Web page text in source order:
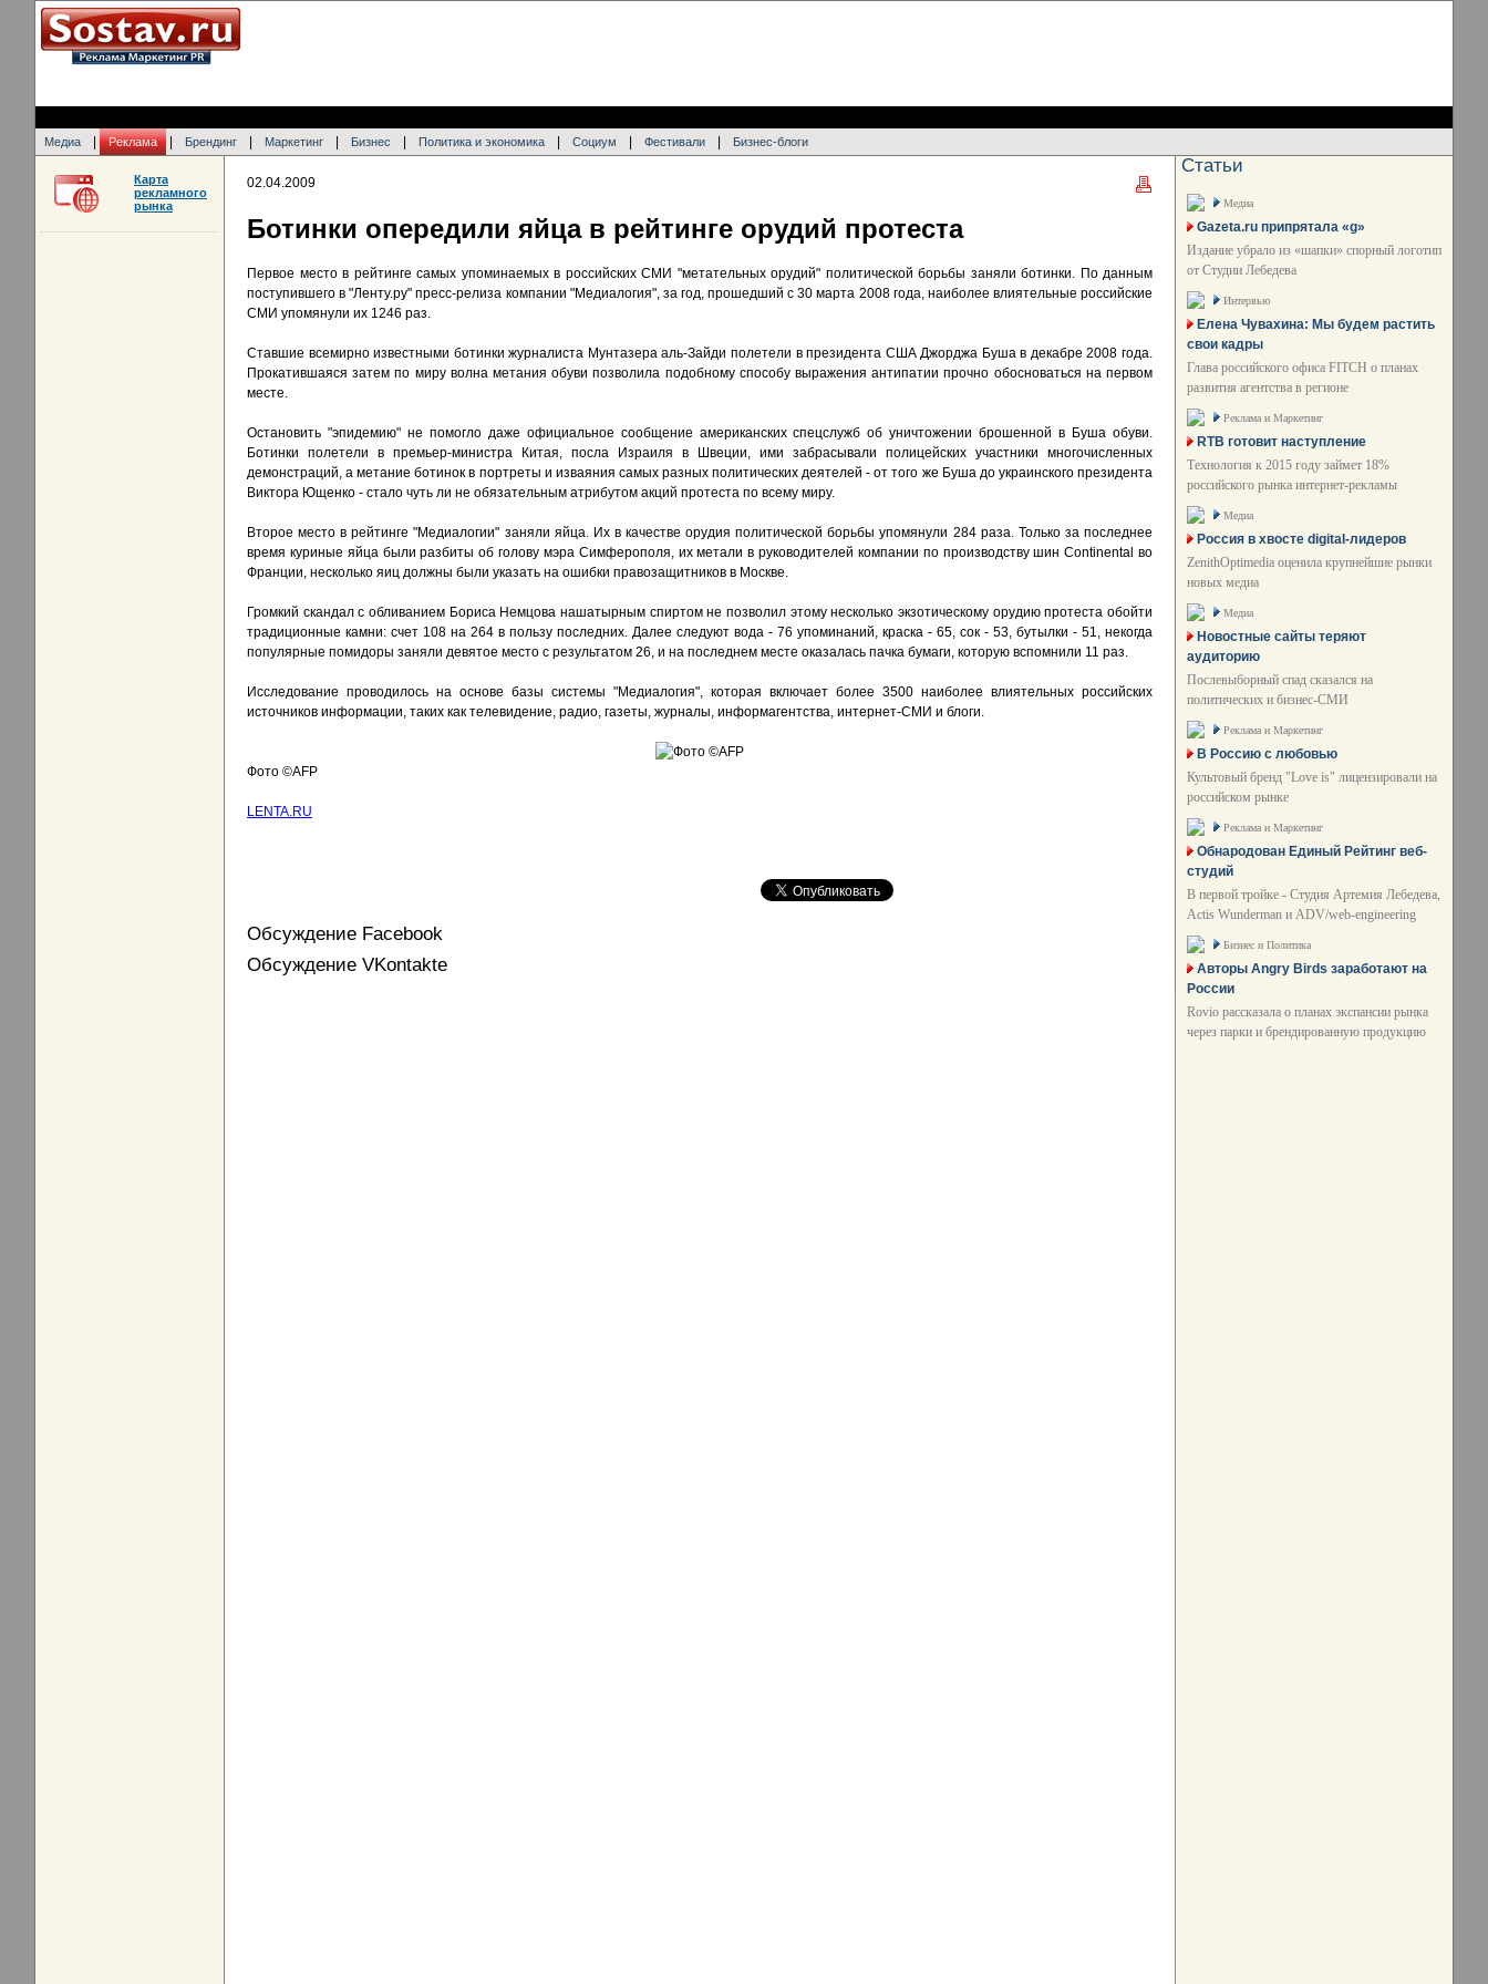
Медиа Реклама Брендинг Маркетинг Бизнес Политика и экономика Социум Фестивали Бизнес-блоги
02.04.2009
Ботинки опередили яйца в рейтинге орудий протеста
Первое место в рейтинге самых упоминаемых в российских СМИ "метательных орудий" политической борьбы заняли ботинки. По данным
поступившего в "Ленту.ру" пресс-релиза компании "Медиалогия", за год, прошедший с 30 марта 2008 года, наиболее влиятельные российские
СМИ упомянули их 1246 раз.
Ставшие всемирно известными ботинки журналиста Мунтазера аль-Зайди полетели в президента США Джорджа Буша в декабре 2008 года.
Прокатившаяся затем по миру волна метания обуви позволила подобному способу выражения антипатии прочно обосноваться на первом
месте.
Остановить "эпидемию" не помогло даже официальное сообщение американских спецслужб об уничтожении брошенной в Буша обуви.
Ботинки полетели в премьер-министра Китая, посла Израиля в Швеции, ими забрасывали полицейских участники многочисленных
демонстраций, а метание ботинок в портреты и изваяния самых разных политических деятелей - от того же Буша до украинского президента
Виктора Ющенко - стало чуть ли не обязательным атрибутом акций протеста по всему миру.
Второе место в рейтинге "Медиалогии" заняли яйца. Их в качестве орудия политической борьбы упомянули 284 раза. Только за последнее
время куриные яйца были разбиты об голову мэра Симферополя, их метали в руководителей компании по производству шин Continental во
Франции, несколько яиц должны были указать на ошибки правозащитников в Москве.
Громкий скандал с обливанием Бориса Немцова нашатырным спиртом не позволил этому несколько экзотическому орудию протеста обойти
традиционные камни: счет 108 на 264 в пользу последних. Далее следуют вода - 76 упоминаний, краска - 65, сок - 53, бутылки - 51, некогда
популярные помидоры заняли девятое место с результатом 26, и на последнем месте оказалась пачка бумаги, которую вспомнили 11 раз.
Исследование проводилось на основе базы системы "Медиалогия", которая включает более 3500 наиболее влиятельных российских
источников информации, таких как телевидение, радио, газеты, журналы, информагентства, интернет-СМИ и блоги.
Фото ©AFP
LENTA.RU
Обсуждение Facebook
Обсуждение VKontakte
Карта
рекламного
рынка
Статьи
Медиа
Gazeta.ru припрятала «g»
Издание убрало из «шапки» спорный логотип
от Студии Лебедева
Интервью
Елена Чувахина: Мы будем растить
свои кадры
Глава российского офиса FITCH о планах
развития агентства в регионе
Реклама и Маркетинг
RTB готовит наступление
Технология к 2015 году займет 18%
российского рынка интернет-рекламы
Медиа
Россия в хвосте digital-лидеров
ZenithOptimedia оценила крупнейшие рынки
новых медиа
Медиа
Новостные сайты теряют
аудиторию
Послевыборный спад сказался на
политических и бизнес-СМИ
Реклама и Маркетинг
В Россию с любовью
Культовый бренд "Love is" лицензировали на
российском рынке
Реклама и Маркетинг
Обнародован Единый Рейтинг веб-
студий
В первой тройке - Студия Артемия Лебедева,
Actis Wunderman и ADV/web-engineering
Бизнес и Политика
Авторы Angry Birds заработают на
России
Rovio рассказала о планах экспансии рынка
через парки и брендированную продукцию